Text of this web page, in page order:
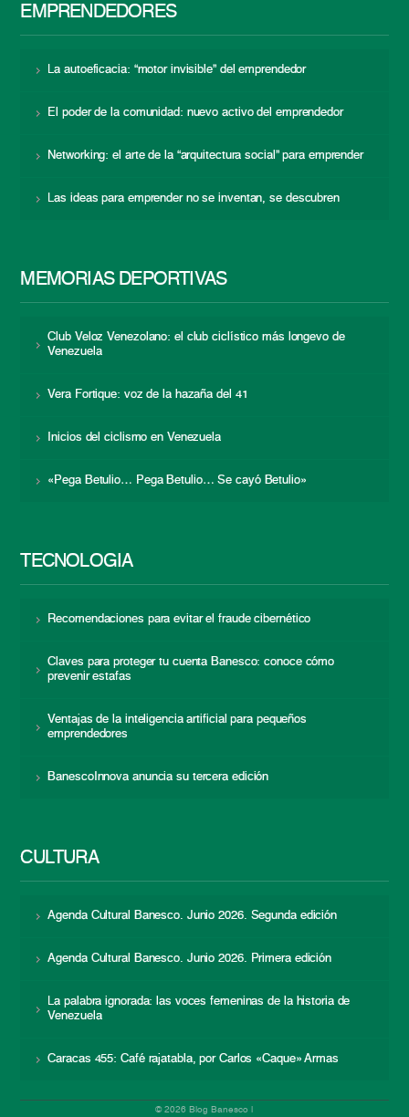
EMPRENDEDORES
La autoeficacia: “motor invisible” del emprendedor
El poder de la comunidad: nuevo activo del emprendedor
Networking: el arte de la “arquitectura social” para emprender
Las ideas para emprender no se inventan, se descubren
MEMORIAS DEPORTIVAS
Club Veloz Venezolano: el club ciclístico más longevo de
Venezuela
Vera Fortique: voz de la hazaña del 41
Inicios del ciclismo en Venezuela
«Pega Betulio… Pega Betulio… Se cayó Betulio»
TECNOLOGÍA
Recomendaciones para evitar el fraude cibernético
Claves para proteger tu cuenta Banesco: conoce cómo
prevenir estafas
Ventajas de la inteligencia artificial para pequeños
emprendedores
BanescoInnova anuncia su tercera edición
CULTURA
Agenda Cultural Banesco. Junio 2026. Segunda edición
Agenda Cultural Banesco. Junio 2026. Primera edición
La palabra ignorada: las voces femeninas de la historia de
Venezuela
Caracas 455: Café rajatabla, por Carlos «Caque» Armas
© 2026 Blog Banesco |